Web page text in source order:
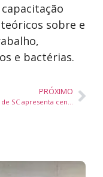
sobre e
e bactérias.
PRÓXIMO